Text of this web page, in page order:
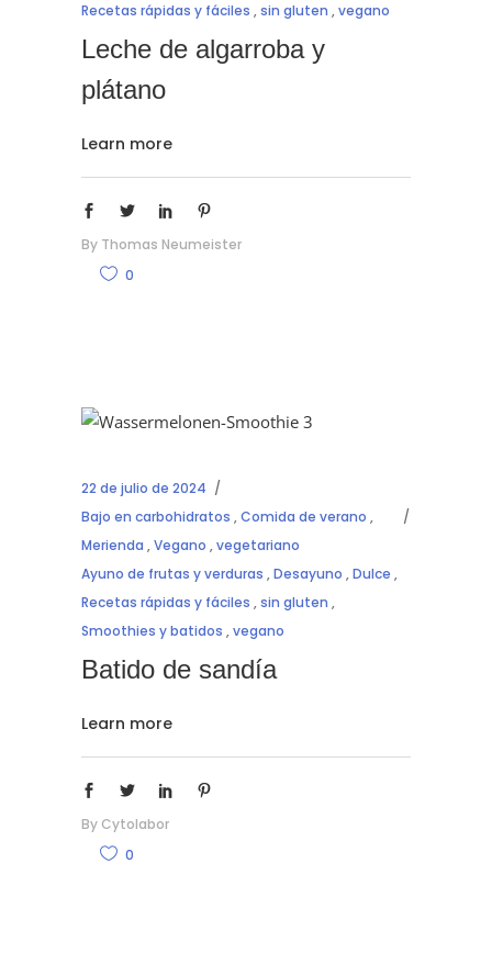
Recetas rápidas y fáciles ,sin gluten ,vegano
Leche de algarroba y
plátano
Learn more
By Thomas Neumeister
0
22 de julio de 2024
Bajo en carbohidratos ,Comida de verano ,
Merienda ,Vegano ,vegetariano
Ayuno de frutas y verduras ,Desayuno ,Dulce ,
Recetas rápidas y fáciles ,sin gluten ,
Smoothies y batidos ,vegano
Batido de sandía
Learn more
By Cytolabor
0